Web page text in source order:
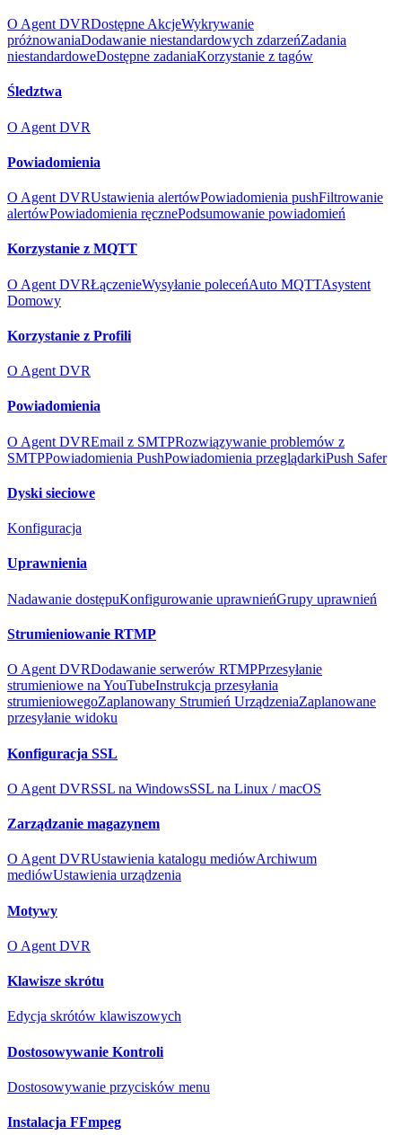
O Agent DVRDostępne AkcjeWykrywanie
próżnowaniaDodawanie niestandardowych zdarzeńZadania
niestandardoweDostępne zadaniaKorzystanie z tagów
Śledztwa
O Agent DVR
Powiadomienia
O Agent DVRUstawienia alertówPowiadomienia pushFiltrowanie
alertówPowiadomienia ręcznePodsumowanie powiadomień
Korzystanie z MQTT
O Agent DVRŁączenieWysyłanie poleceńAuto MQTTAsystent
Domowy
Korzystanie z Profili
O Agent DVR
Powiadomienia
O Agent DVREmail z SMTPRozwiązywanie problemów z
SMTPPowiadomienia PushPowiadomienia przeglądarkiPush Safer
Dyski sieciowe
Konfiguracja
Uprawnienia
Nadawanie dostępuKonfigurowanie uprawnieńGrupy uprawnień
Strumieniowanie RTMP
O Agent DVRDodawanie serwerów RTMPPrzesyłanie
strumieniowe na YouTubeInstrukcja przesyłania
strumieniowegoZaplanowany Strumień UrządzeniaZaplanowane
przesyłanie widoku
Konfiguracja SSL
O Agent DVRSSL na WindowsSSL na Linux / macOS
Zarządzanie magazynem
O Agent DVRUstawienia katalogu mediówArchiwum
mediówUstawienia urządzenia
Motywy
O Agent DVR
Klawisze skrótu
Edycja skrótów klawiszowych
Dostosowywanie Kontroli
Dostosowywanie przycisków menu
Instalacja FFmpeg